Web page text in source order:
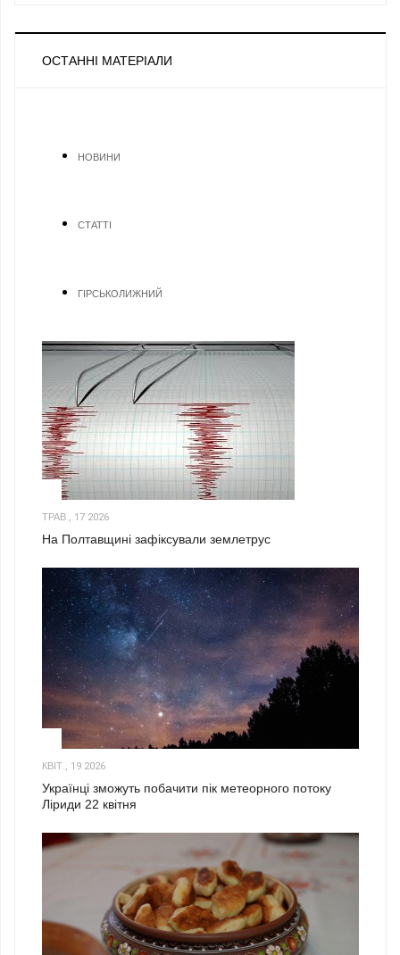
ОСТАННІ МАТЕРІАЛИ
НОВИНИ
СТАТТІ
ГІРСЬКОЛИЖНИЙ
ТРАВ., 17 2026
На Полтавщині зафіксували землетрус
КВІТ., 19 2026
Українці зможуть побачити пік метеорного потоку
Ліриди 22 квітня